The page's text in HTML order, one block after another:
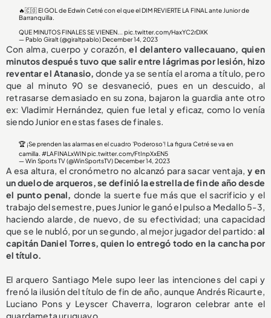
🔥🇨🇴 El GOL de Edwin Cetré con el que el DIM REVIERTE LA FINAL ante Junior de
Barranquilla.
QUE MINUTOS FINALES SE VIENEN...pic.twitter.com/HaxYC2rDXK
— Pablo Giralt (@giraltpablo)December 14, 2023
Con alma, cuerpo y corazón,el delantero vallecauano, quien
minutos después tuvo que salir entre lágrimas por lesión, hizo
reventar el Atanasio, donde ya se sentía el aroma a título, pero
que al minuto 90 se desvaneció, pues en un descuido, al
retrasarse demasiado en su zona, bajaron la guardia ante otro
ex: Vladimir Hernández, quien fue letal y eficaz, como lo venía
siendo Junior en estas fases de finales.
🏆 ¡Se prenden las alarmas en el cuadro 'Poderoso'! La figura Cetré se va en
camilla.#LAFINALxWIN pic.twitter.com/FtInpXxEN5
— Win Sports TV (@WinSportsTV)December 14, 2023
A esa altura, el cronómetro no alcanzó para sacar ventaja, y en
un duelo de arqueros, se definió la estrella de fin de año desde
el punto penal,
donde la suerte fue más que el sacrificio y el
trabajo del semestre, pues Junior le ganó el pulso a Medallo 5-3,
haciendo alarde, de nuevo, de su efectividad; una capacidad
que se le nubló, por un segundo, al mejor jugador del partido: al
capitán Daniel Torres, quien lo entregó todo en la cancha por
el título.
El arquero Santiago Mele supo leer las intenciones del capi y
frenó la ilusión del título de fin de año, aunque Andrés Ricaurte,
Luciano Pons y Leyscer Chaverra, lograron celebrar ante el
guardameta uruguayo.